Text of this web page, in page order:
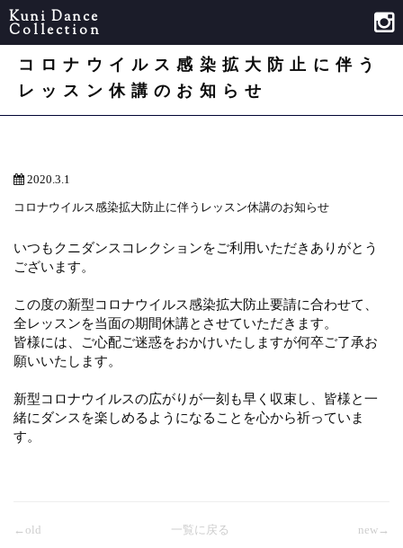
Kuni Dance
Collection
コロナウイルス感染拡大防止に伴う
レッスン休講のお知らせ
2020.3.1
コロナウイルス感染拡大防止に伴うレッスン休講のお知らせ
いつもクニダンスコレクションをご利用いただきありがとう
ございます。
この度の新型コロナウイルス感染拡大防止要請に合わせて、
全レッスンを当面の期間休講とさせていただきます。
皆様には、ご心配ご迷惑をおかけいたしますが何卒ご了承お
願いいたします。
新型コロナウイルスの広がりが一刻も早く収束し、皆様と一
緒にダンスを楽しめるようになることを心から祈っていま
す。
←old 一覧に戻る new→